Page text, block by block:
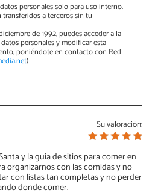
personales solo para uso interno.
a terceros sin tu
de 1992, puedes acceder a la
personales y modificar esta
poniéndote en contacto con Red
)
Su valoración:
y la guía de sitios para comer en
organizarnos con las comidas y no
con listas tan completas y no perder
donde comer.